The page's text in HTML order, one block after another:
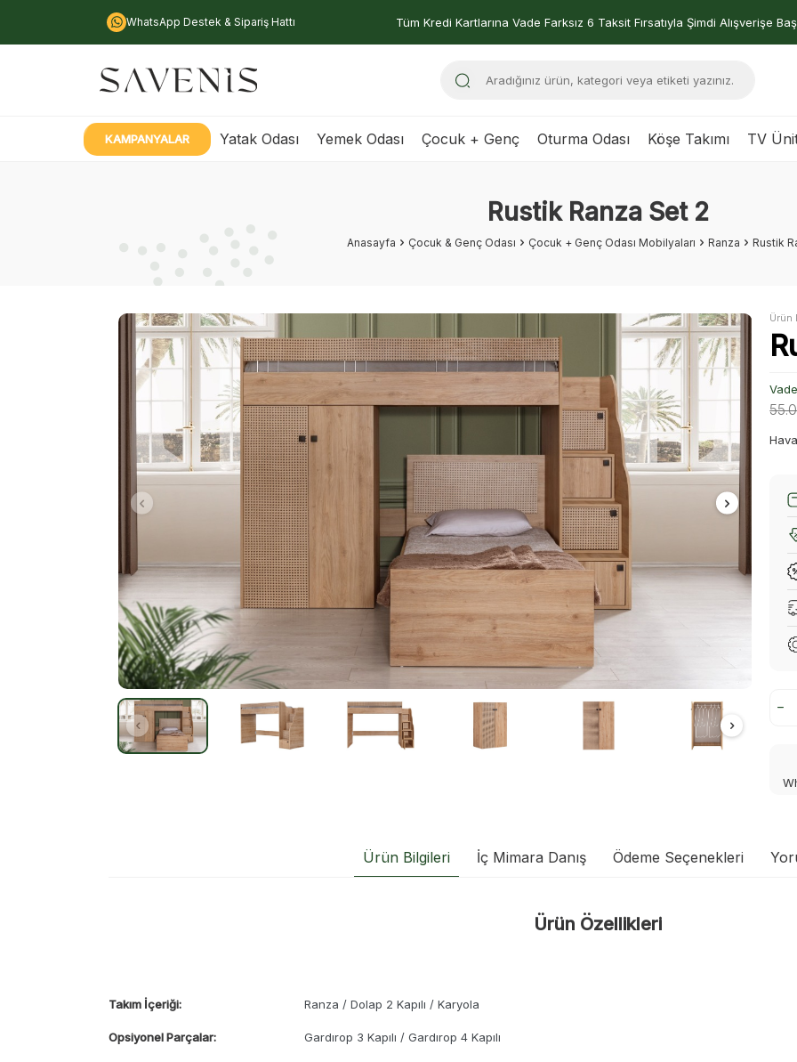
WhatsApp Destek & Sipariş Hattı Tüm Kredi Kartlarına Vade Farksız 6 Taksit Fırsatıyla Şimdi Alışverişe
KAMPANYALAR Yatak Odası Yemek Odası Çocuk + Genç Oturma Odası Köşe Takımı TV
Rustik Ranza Set 2
Anasayfa Çocuk & Genç Odası Çocuk + Genç Odası Mobilyaları Ranza Rustik
Ürün
Ürün Bilgileri İç Mimara Danış Ödeme Seçenekleri
Ürün Özellikleri
Takım İçeriği: Ranza / Dolap 2 Kapılı / Karyola
Opsiyonel Parçalar: Gardırop 3 Kapılı / Gardırop 4 Kapılı